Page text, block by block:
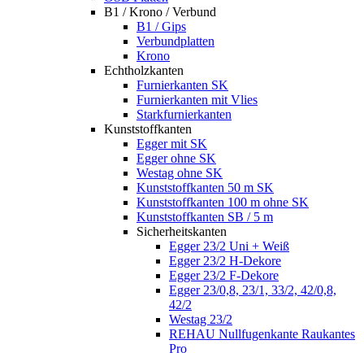
B1 / Krono / Verbund
B1 / Gips
Verbundplatten
Krono
Echtholzkanten
Furnierkanten SK
Furnierkanten mit Vlies
Starkfurnierkanten
Kunststoffkanten
Egger mit SK
Egger ohne SK
Westag ohne SK
Kunststoffkanten 50 m SK
Kunststoffkanten 100 m ohne SK
Kunststoffkanten SB / 5 m
Sicherheitskanten
Egger 23/2 Uni + Weiß
Egger 23/2 H-Dekore
Egger 23/2 F-Dekore
Egger 23/0,8, 23/1, 33/2, 42/0,8,
42/2
Westag 23/2
REHAU Nullfugenkante Raukantes
Pro